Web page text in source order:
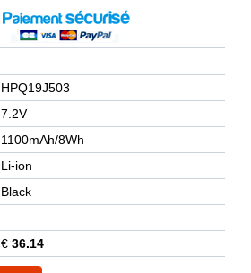
HPQ19J503
7.2V
1100mAh/8Wh
Li-ion
Black
€ 36.14